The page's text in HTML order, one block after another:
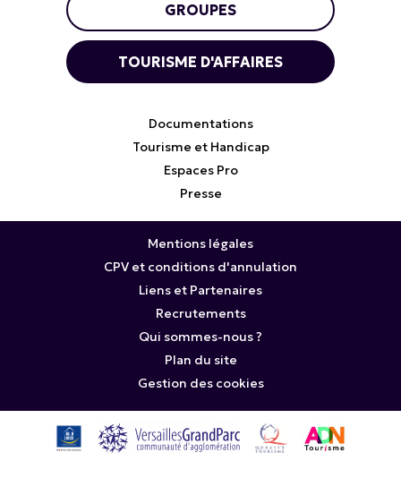
GROUPES
TOURISME D'AFFAIRES
Documentations
Tourisme et Handicap
Espaces Pro
Presse
Mentions légales
CPV et conditions d'annulation
Liens et Partenaires
Recrutements
Qui sommes-nous ?
Plan du site
Gestion des cookies